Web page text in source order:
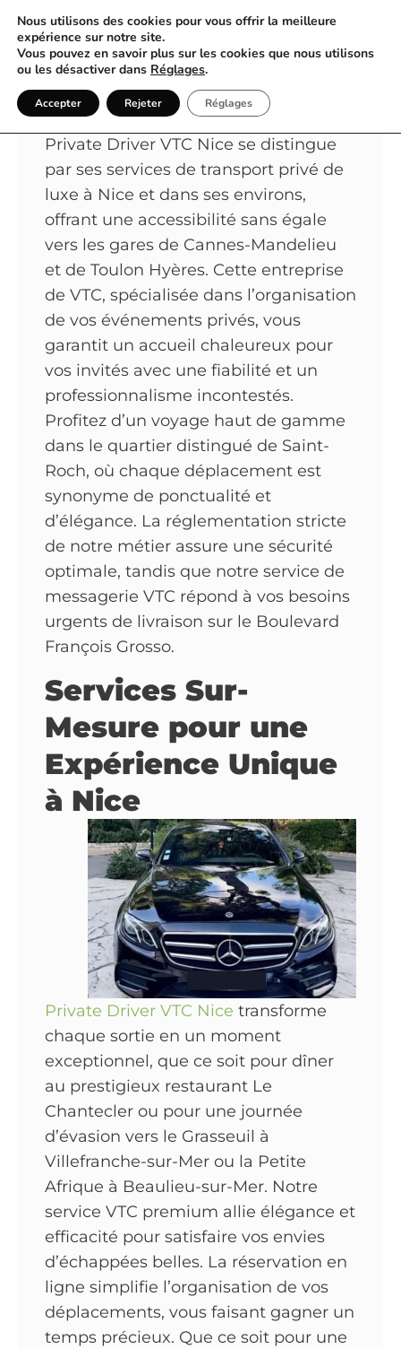
Excellence en Transport avec
Private Driver VTC Nice
Private Driver VTC Nice se distingue
par ses services de transport privé de
luxe à Nice et dans ses environs,
offrant une accessibilité sans égale
vers les gares de Cannes-Mandelieu
et de Toulon Hyères. Cette entreprise
de VTC, spécialisée dans l’organisation
de vos événements privés, vous
garantit un accueil chaleureux pour
vos invités avec une fiabilité et un
professionnalisme incontestés.
Profitez d’un voyage haut de gamme
dans le quartier distingué de Saint-
Roch, où chaque déplacement est
synonyme de ponctualité et
d’élégance. La réglementation stricte
de notre métier assure une sécurité
optimale, tandis que notre service de
messagerie VTC répond à vos besoins
urgents de livraison sur le Boulevard
François Grosso.
Services Sur-
Mesure pour une
Expérience Unique
à Nice
Private Driver VTC Nice transforme
chaque sortie en un moment
exceptionnel, que ce soit pour dîner
au prestigieux restaurant Le
Chantecler ou pour une journée
d’évasion vers le Grasseuil à
Villefranche-sur-Mer ou la Petite
Afrique à Beaulieu-sur-Mer. Notre
service VTC premium allie élégance et
efficacité pour satisfaire vos envies
d’échappées belles. La réservation en
ligne simplifie l’organisation de vos
déplacements, vous faisant gagner un
temps précieux. Que ce soit pour une
Nous utilisons des cookies pour vous offrir la meilleure
expérience sur notre site.
Vous pouvez en savoir plus sur les cookies que nous utilisons
ou les désactiver dans Réglages.
Accepter Rejeter Réglages